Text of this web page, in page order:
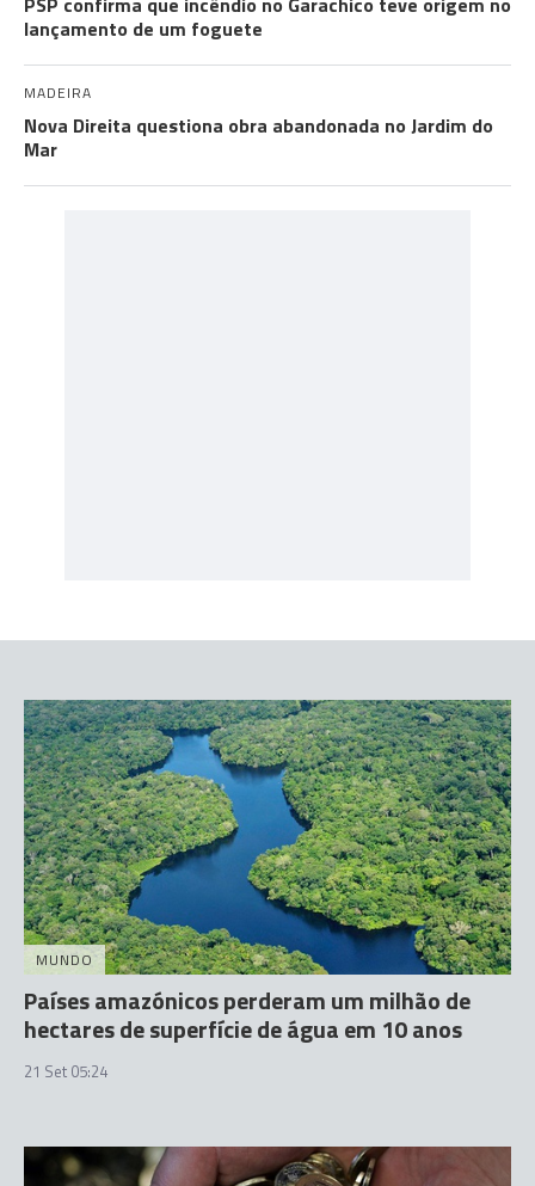
lançamento de um foguete
MADEIRA
Nova Direita questiona obra abandonada no Jardim do
Mar
MUNDO
Países amazónicos perderam um milhão de
hectares de superfície de água em 10 anos
21 Set 05:24